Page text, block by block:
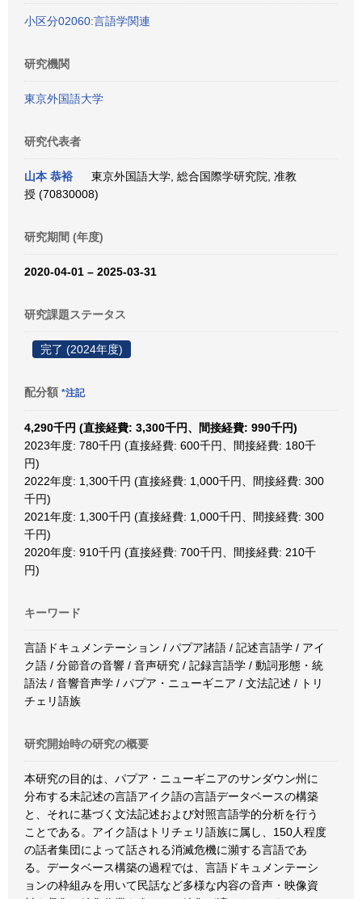
小区分02060:言語学関連
研究機関
東京外国語大学
研究代表者
山本 恭裕
東京外国語大学, 総合国際学研究院, 准教
授 (70830008)
研究期間 (年度)
2020-04-01 – 2025-03-31
研究課題ステータス
完了 (2024年度)
配分額 *注記
4,290千円 (直接経費: 3,300千円、間接経費: 990千円)
2023年度: 780千円 (直接経費: 600千円、間接経費: 180千
円)
2022年度: 1,300千円 (直接経費: 1,000千円、間接経費: 300
千円)
2021年度: 1,300千円 (直接経費: 1,000千円、間接経費: 300
千円)
2020年度: 910千円 (直接経費: 700千円、間接経費: 210千
円)
キーワード
言語ドキュメンテーション / パプア諸語 / 記述言語学 / アイ
ク語 / 分節音の音響 / 音声研究 / 記録言語学 / 動詞形態・統
語法 / 音響音声学 / パプア・ニューギニア / 文法記述 / トリ
チェリ語族
研究開始時の研究の概要
本研究の目的は、パプア・ニューギニアのサンダウン州に
分布する未記述の言語アイク語の言語データベースの構築
と、それに基づく文法記述および対照言語学的分析を行う
ことである。アイク語はトリチェリ語族に属し、150人程度
の話者集団によって話される消滅危機に瀕する言語であ
る。データベース構築の過程では、言語ドキュメンテーシ
ョンの枠組みを用いて民話など多様な内容の音声・映像資